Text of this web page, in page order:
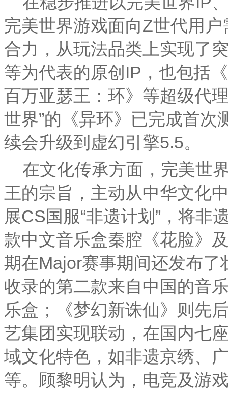
完美世界游戏面向Z世代用
合力，从玩法品类上实现了
等为代表的原创IP，也包括
百万亚瑟王：环》等超级代
世界”的《异环》已完成首
续会升级到虚幻引擎5.5。
在文化传承方面，完美世
王的宗旨，主动从中华文化
展CS国服“非遗计划”，将非
款中文音乐盒秦腔《花脸》
期在Major赛事期间还发布
收录的第二款来自中国的音
乐盒；《梦幻新诛仙》则先
艺集团实现联动，在国内七
域文化特色，如非遗京绣、
等。顾黎明认为，电竞及游